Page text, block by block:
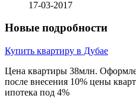
17-03-2017
Новые подробности
Купить квартиру в Дубае
Цена квартиры 38млн.
после внесения 10% цены
ипотека под 4%